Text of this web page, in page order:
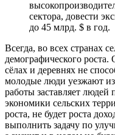
сектора, довести
до 45 млрд. $ в год.
Всегда, во всех странах
демографического роста.
сёлах и деревнях не
молодые люди уезжают из
работы заставляет людей
экономики сельских
роста, не будет роста
выполнить задачу по